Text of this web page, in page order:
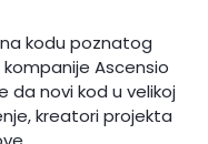
kodu poznatog
Ascensio
da novi kod u velikoj
kreatori projekta